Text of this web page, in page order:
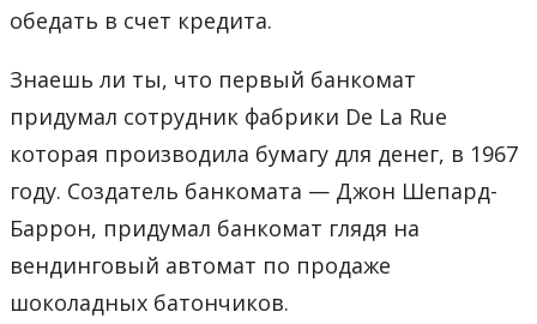
обедать в счет кредита.
Знаешь ли ты, что первый банкомат
придумал сотрудник фабрики De La Rue
которая производила бумагу для денег, в 1967
году. Создатель банкомата — Джон Шепард-
Баррон, придумал банкомат глядя на
вендинговый автомат по продаже
шоколадных батончиков.